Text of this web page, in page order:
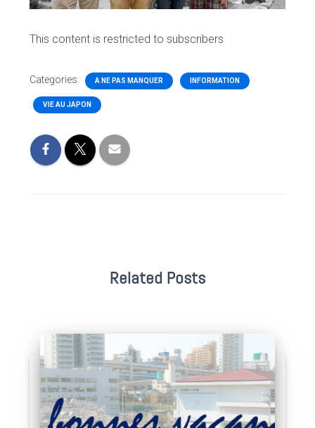
This content is restricted to subscribers
Categories: A NE PAS MANQUER INFORMATION
VIE AU JAPON
Related Posts